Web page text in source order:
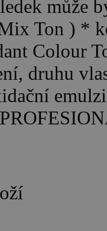
může
Ton ) *
Colour
druhu